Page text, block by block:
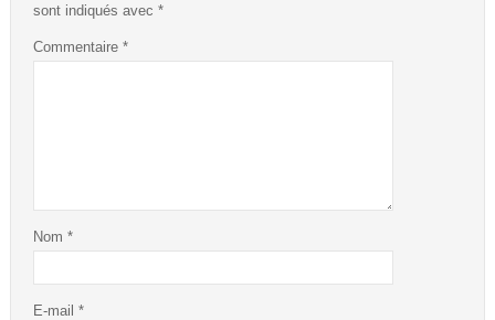
sont indiqués avec *
Commentaire *
Nom *
E-mail *